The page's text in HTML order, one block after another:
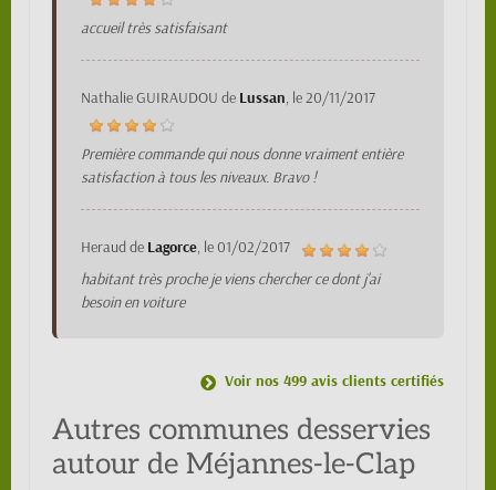
accueil très satisfaisant
Nathalie GUIRAUDOU de Lussan, le20/11/2017
Première commande qui nous donne vraiment entière
satisfaction à tous les niveaux. Bravo !
Heraud de Lagorce, le01/02/2017
habitant très proche je viens chercher ce dont j'ai
besoin en voiture
Voir nos 499 avis clients certifiés
Autres communes desservies
autour de Méjannes-le-Clap